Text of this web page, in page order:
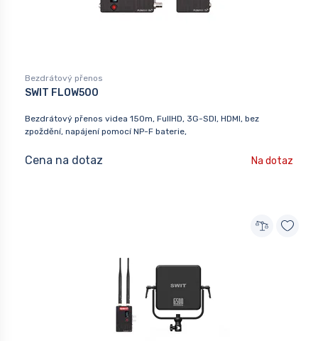
Bezdrátový přenos
SWIT FLOW500
Bezdrátový přenos videa 150m, FullHD, 3G-SDI, HDMI, bez
zpoždění, napájení pomocí NP-F baterie,
Cena na dotaz Na dotaz